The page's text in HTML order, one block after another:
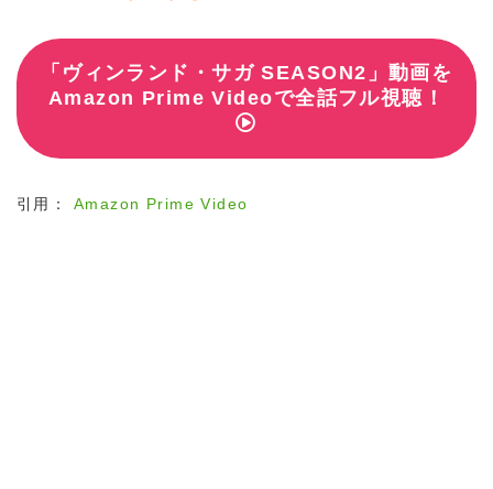
「ヴィンランド・サガ SEASON2」動画を
Amazon Prime Videoで全話フル視聴！
引用： Amazon Prime Video